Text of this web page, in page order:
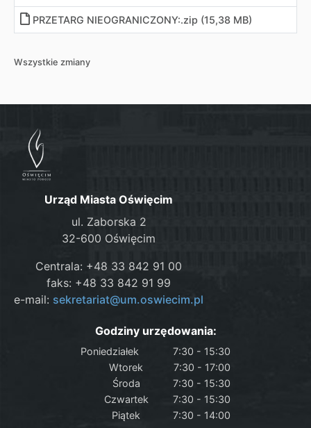
PRZETARG NIEOGRANICZONY:.zip (15,38 MB)
Wszystkie zmiany
Urząd Miasta Oświęcim
ul. Zaborska 2
32-600 Oświęcim
Centrala: +48 33 842 91 00
faks: +48 33 842 91 99
e-mail: sekretariat@um.oswiecim.pl
Godziny urzędowania:
Poniedziałek
7:30 - 15:30
Wtorek
7:30 - 17:00
Środa
7:30 - 15:30
Czwartek
7:30 - 15:30
Piątek
7:30 - 14:00